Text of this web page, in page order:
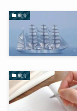
航海
航海